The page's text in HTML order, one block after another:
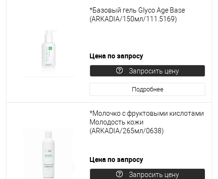
*Базовый гель Glyco Age Base
(ARKADIA/150мл/111.5169)
Цена по запросу
Запросить цену
Подробнее
*Молочко с фруктовыми кислотами
Молодость кожи
(ARKADIA/265мл/0638)
Цена по запросу
Запросить цену